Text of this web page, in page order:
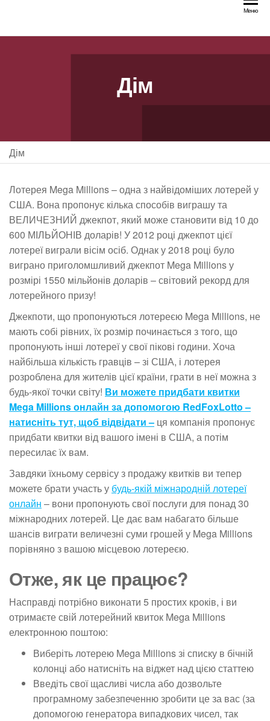
змісту
Меню
Дім
Дім
Лотерея Mega Millions – одна з найвідоміших лотерей у
США. Вона пропонує кілька способів виграшу та
ВЕЛИЧЕЗНИЙ джекпот, який може становити від 10 до
600 МІЛЬЙОНІВ доларів! У 2012 році джекпот цієї
лотереї виграли вісім осіб. Однак у 2018 році було
виграно приголомшливий джекпот Mega Millions у
розмірі 1550 мільйонів доларів – світовий рекорд для
лотерейного призу!
Джекпоти, що пропонуються лотереєю Mega Millions, не
мають собі рівних, їх розмір починається з того, що
пропонують інші лотереї у свої пікові години. Хоча
найбільша кількість гравців – зі США, і лотерея
розроблена для жителів цієї країни, грати в неї можна з
будь-якої точки світу! Ви можете придбати квитки
Mega Millions онлайн за допомогою RedFoxLotto –
натисніть тут, щоб відвідати – ця компанія пропонує
придбати квитки від вашого імені в США, а потім
пересилає їх вам.
Завдяки їхньому сервісу з продажу квитків ви тепер
можете брати участь у будь-якій міжнародній лотереї
онлайн – вони пропонують свої послуги для понад 30
міжнародних лотерей. Це дає вам набагато більше
шансів виграти величезні суми грошей у Mega Millions
порівняно з вашою місцевою лотереєю.
Отже, як це працює?
Насправді потрібно виконати 5 простих кроків, і ви
отримаєте свій лотерейний квиток Mega Millions
електронною поштою:
Виберіть лотерею Mega Millions зі списку в бічній
колонці або натисніть на віджет над цією статтею
Введіть свої щасливі числа або дозвольте
програмному забезпеченню зробити це за вас (за
допомогою генератора випадкових чисел, так